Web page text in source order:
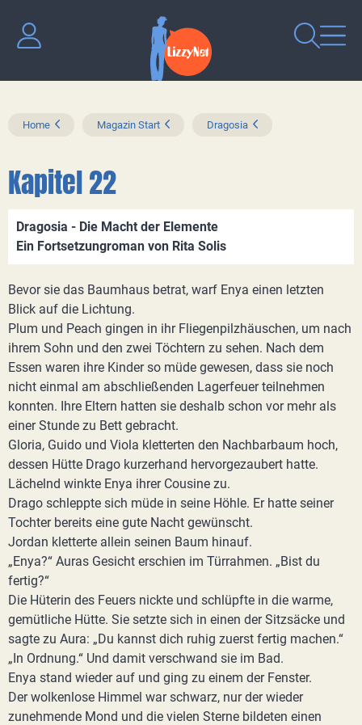
Home Magazin Start Dragosia
Kapitel 22
Dragosia - Die Macht der Elemente
Ein Fortsetzungroman von Rita Solis
Bevor sie das Baumhaus betrat, warf Enya einen letzten
Blick auf die Lichtung.
Plum und Peach gingen in ihr Fliegenpilzhäuschen, um nach
ihrem Sohn und den zwei Töchtern zu sehen. Nach dem
Essen waren ihre Kinder so müde gewesen, dass sie noch
nicht einmal am abschließenden Lagerfeuer teilnehmen
konnten. Ihre Eltern hatten sie deshalb schon vor mehr als
einer Stunde zu Bett gebracht.
Gloria, Guido und Viola kletterten den Nachbarbaum hoch,
dessen Hütte Drago kurzerhand hervorgezaubert hatte.
Lächelnd winkte Enya ihrer Cousine zu.
Drago schleppte sich müde in seine Höhle. Er hatte seiner
Tochter bereits eine gute Nacht gewünscht.
Jordan kletterte allein seinen Baum hinauf.
„Enya?“ Auras Gesicht erschien im Türrahmen. „Bist du
fertig?“
Die Hüterin des Feuers nickte und schlüpfte in die warme,
gemütliche Hütte. Sie setzte sich in einen der Sitzsäcke und
sagte zu Aura: „Du kannst dich ruhig zuerst fertig machen.“
„In Ordnung.“ Und damit verschwand sie im Bad.
Enya stand wieder auf und ging zu einem der Fenster.
Der wolkenlose Himmel war schwarz, nur der wieder
zunehmende Mond und die vielen Sterne bildeten einen